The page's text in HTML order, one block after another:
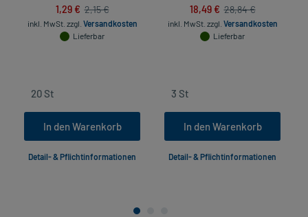
1,29 € 2,15 €
inkl. MwSt. zzgl. Versandkosten
Lieferbar
In den Warenkorb
Detail- & Pflichtinformationen
18,49 € 28,84 €
inkl. MwSt. zzgl. Versandkosten
Lieferbar
In den Warenkorb
Detail- & Pflichtinformationen